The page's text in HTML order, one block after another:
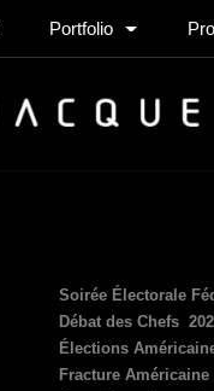
Portfolio
Soirée Électorale
Débat des Chefs
Élections
Fracture Américaine